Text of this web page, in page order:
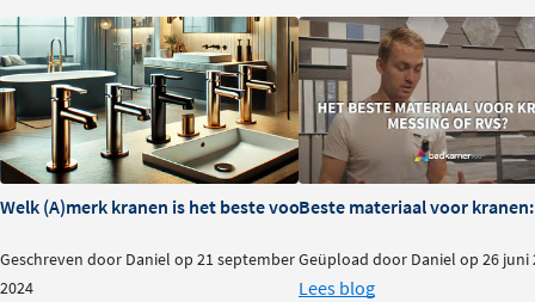
Welk (A)merk kranen is het beste voor je badkamer?
Geschreven door Daniel op 21 september
2024
Beste materiaal voor kranen:
Geüpload door Daniel op 26 juni
Lees blog